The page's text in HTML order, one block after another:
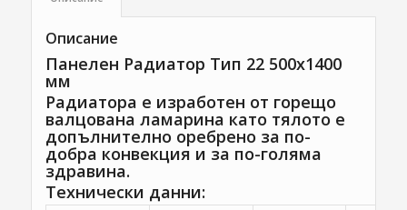
Описание
Панелен Радиатор Тип 22 500х1400
мм
Радиатора е изработен от горещо
валцована ламарина като тялото е
допълнително оребрено за по-
добра конвекция и за по-голяма
здравина.
Технически данни: